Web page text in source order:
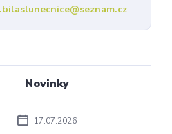
Novinky
17.07.2026